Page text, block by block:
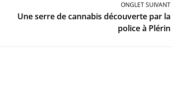
ONGLET SUIVANT
OngletUne serre de cannabis découverte par la
police à Plérin